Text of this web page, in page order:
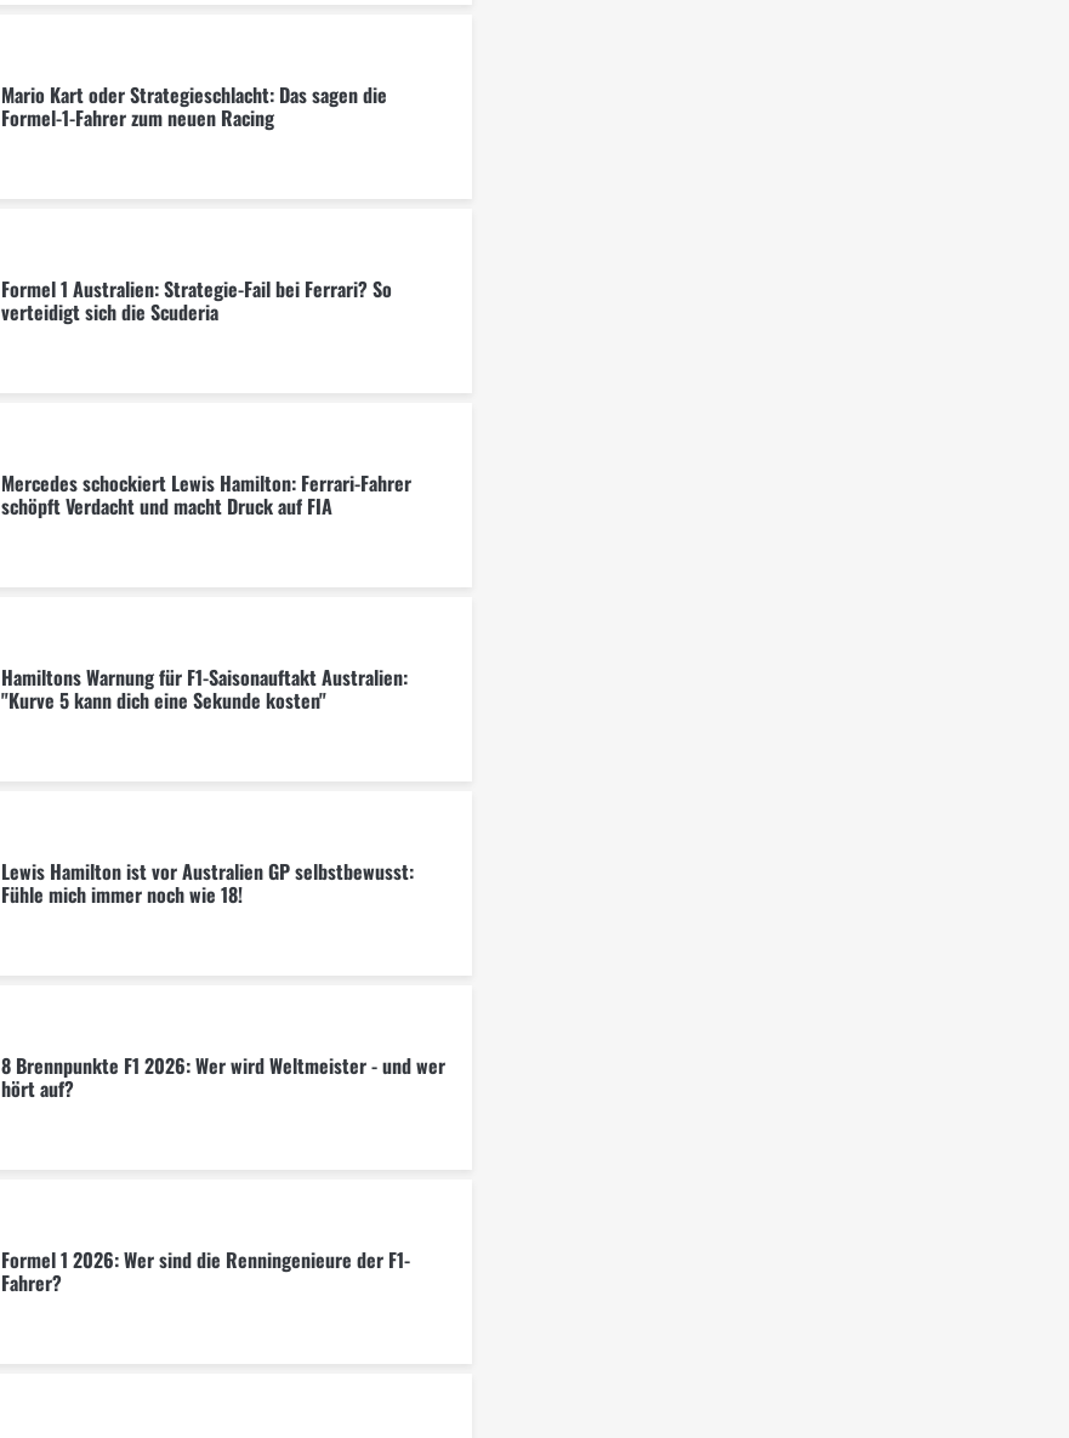
Mario Kart oder Strategieschlacht: Das sagen die
Formel-1-Fahrer zum neuen Racing
Formel 1 Australien: Strategie-Fail bei Ferrari? So
verteidigt sich die Scuderia
Mercedes schockiert Lewis Hamilton: Ferrari-Fahrer
schöpft Verdacht und macht Druck auf FIA
Hamiltons Warnung für F1-Saisonauftakt Australien:
"Kurve 5 kann dich eine Sekunde kosten"
Lewis Hamilton ist vor Australien GP selbstbewusst:
Fühle mich immer noch wie 18!
8 Brennpunkte F1 2026: Wer wird Weltmeister - und wer
hört auf?
Formel 1 2026: Wer sind die Renningenieure der F1-
Fahrer?